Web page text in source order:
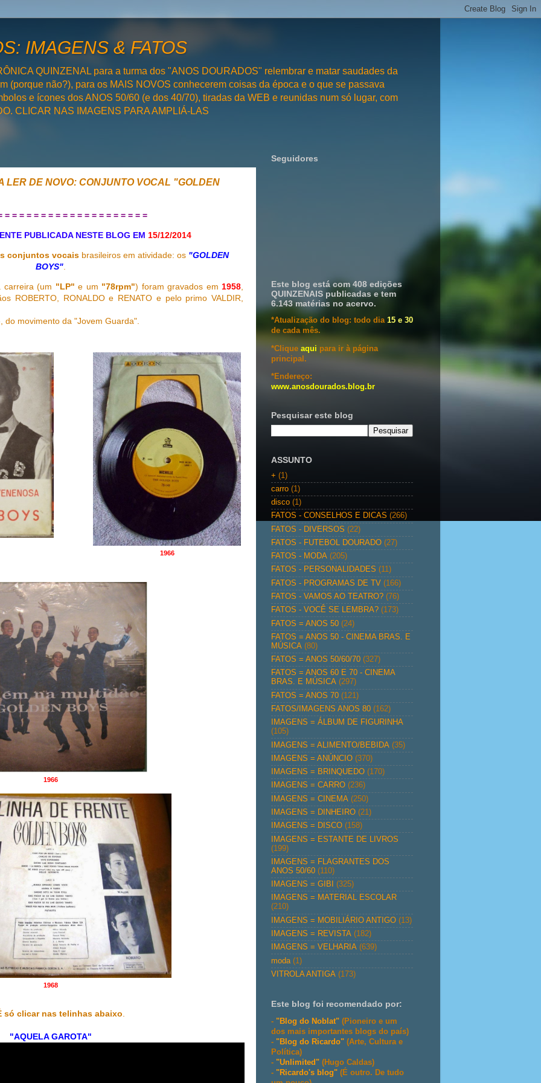
IMAGENS & FATOS
QUINZENAL para a turma dos "ANOS DOURADOS" relembrar e matar saudades da
(porque não?), para os MAIS NOVOS conhecerem coisas da época e o que se passava
e ícones dos ANOS 50/60 (e dos 40/70), tiradas da WEB e reunidas num só lugar, com
CLICAR NAS IMAGENS PARA AMPLIÁ-LAS
LER DE NOVO: CONJUNTO VOCAL "GOLDEN
= = = = = = = = = = = = = = = = = = = =
PUBLICADA NESTE BLOG EM 15/12/2014
conjuntos vocais brasileiros em atividade: os "GOLDEN
BOYS".
carreira (um "LP" e um "78rpm") foram gravados em 1958
ROBERTO, RONALDO e RENATO e pelo primo VALDIR,
movimento da "Jovem Guarda".
1966
1966
1968
só clicar nas telinhas abaixo
"AQUELA GAROTA"
Seguidores
Este blog está com 408 edições
QUINZENAIS publicadas e tem
6.143 matérias no acervo.
*Atualização do blog: todo dia 15 e 30
de cada mês.
*Clique aqui para ir à página
principal.
*Endereço:
www.anosdourados.blog.br
Pesquisar este blog
ASSUNTO
+ (1)
carro (1)
disco (1)
FATOS - CONSELHOS E DICAS (266)
FATOS - DIVERSOS (22)
FATOS - FUTEBOL DOURADO (27)
FATOS - MODA (205)
FATOS - PERSONALIDADES (11)
FATOS - PROGRAMAS DE TV (166)
FATOS - VAMOS AO TEATRO? (76)
FATOS - VOCÊ SE LEMBRA? (173)
FATOS = ANOS 50 (24)
FATOS = ANOS 50 - CINEMA BRAS. E
MÚSICA (80)
FATOS = ANOS 50/60/70 (327)
FATOS = ANOS 60 E 70 - CINEMA
BRAS. E MÚSICA (297)
FATOS = ANOS 70 (121)
FATOS/IMAGENS ANOS 80 (162)
IMAGENS = ÁLBUM DE FIGURINHA
(105)
IMAGENS = ALIMENTO/BEBIDA (35)
IMAGENS = ANÚNCIO (370)
IMAGENS = BRINQUEDO (170)
IMAGENS = CARRO (236)
IMAGENS = CINEMA (250)
IMAGENS = DINHEIRO (21)
IMAGENS = DISCO (158)
IMAGENS = ESTANTE DE LIVROS
(199)
IMAGENS = FLAGRANTES DOS
ANOS 50/60 (110)
IMAGENS = GIBI
(325)
IMAGENS = MATERIAL ESCOLAR
(210)
IMAGENS = MOBILIÁRIO ANTIGO (13)
IMAGENS = REVISTA (182)
IMAGENS = VELHARIA (639)
moda (1)
VITROLA ANTIGA (173)
Este blog foi recomendado por:
- "Blog do Noblat" (Pioneiro e um
dos mais importantes blogs do país)
- "Blog do Ricardo" (Arte, Cultura e
Política)
- "Unlimited" (Hugo Caldas)
- "Ricardo's blog" (É outro. De tudo